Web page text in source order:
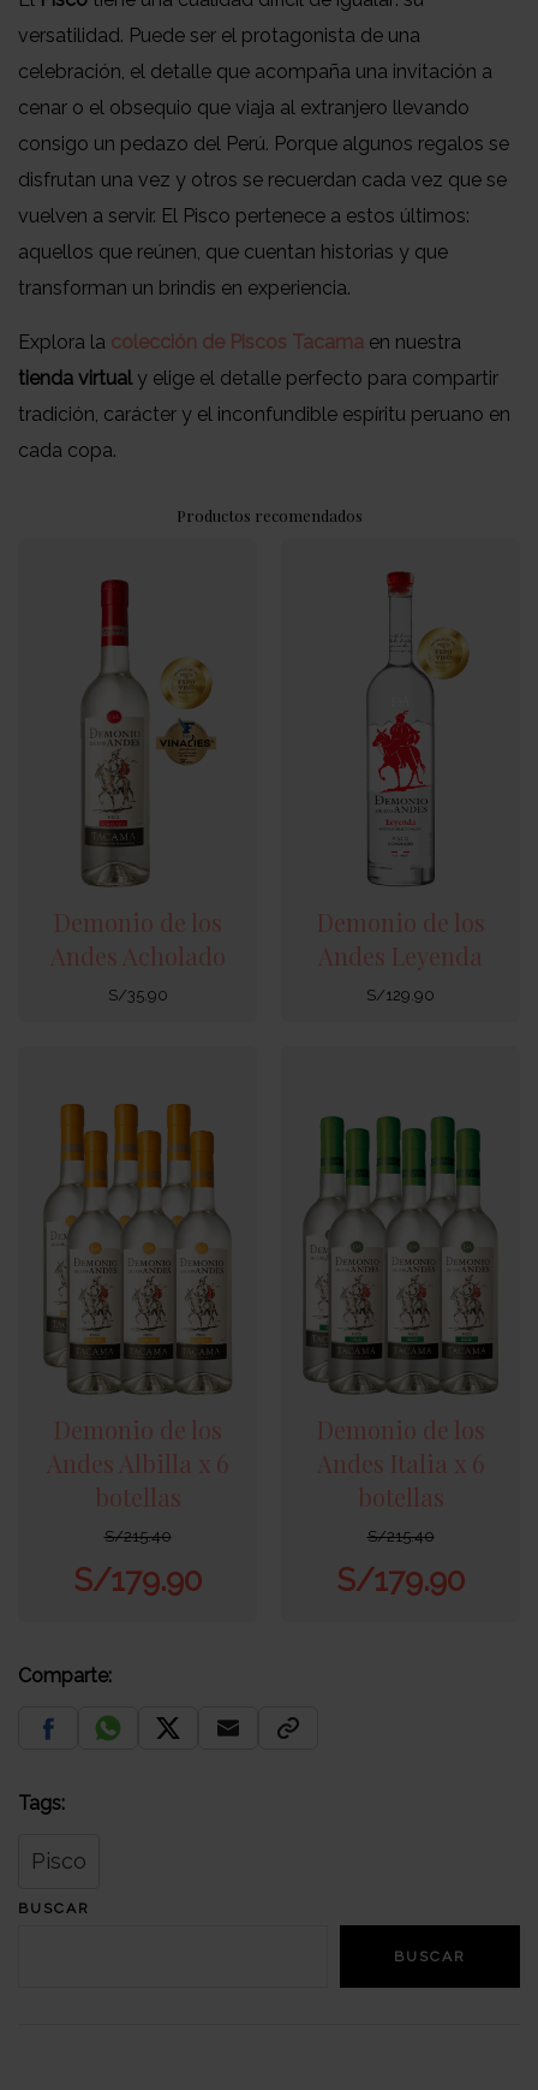
versatilidad. Puede ser el protagonista de una
celebración, el detalle que acompaña una invitación a
cenar o el obsequio que viaja al extranjero llevando
consigo un pedazo del Perú. Porque algunos regalos se
disfrutan una vez y otros se recuerdan cada vez que se
vuelven a servir. El Pisco pertenece a estos últimos:
aquellos que reúnen, que cuentan historias y que
transforman un brindis en experiencia.
Explora la colección de Piscos Tacama en nuestra
tienda virtualy elige el detalle perfecto para compartir
tradición, carácter y el inconfundible espíritu peruano en
cada copa.
Productos recomendados
Demonio de los
Andes Acholado
S/35.90
Demonio de los
Andes Leyenda
S/129.90
Demonio de los
Andes Albilla x 6
botellas
S/215.40
S/179.90
Demonio de los
Andes Italia x 6
botellas
S/215.40
S/179.90
Comparte:
Tags:
Pisco
BUSCAR
BUSCAR